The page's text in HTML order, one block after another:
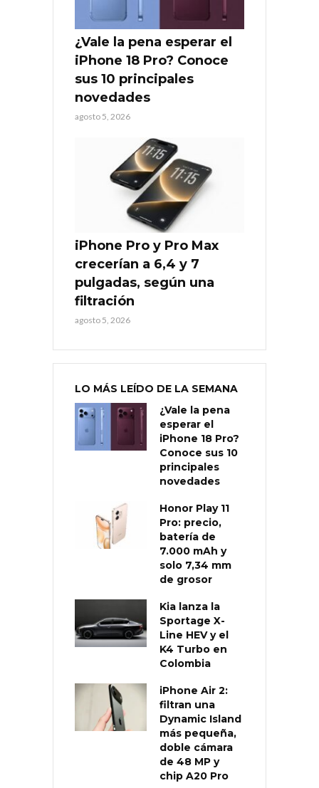
¿Vale la pena esperar el
iPhone 18 Pro? Conoce
sus 10 principales
novedades
agosto 5, 2026
iPhone Pro y Pro Max
crecerían a 6,4 y 7
pulgadas, según una
filtración
agosto 5, 2026
LO MÁS LEÍDO DE LA SEMANA
¿Vale la pena
esperar el
iPhone 18 Pro?
Conoce sus 10
principales
novedades
Honor Play 11
Pro: precio,
batería de
7.000 mAh y
solo 7,34 mm
de grosor
Kia lanza la
Sportage X-
Line HEV y el
K4 Turbo en
Colombia
iPhone Air 2:
filtran una
Dynamic Island
más pequeña,
doble cámara
de 48 MP y
chip A20 Pro